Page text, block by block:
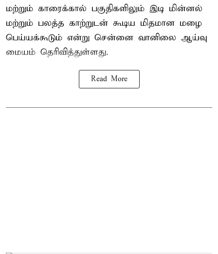
மற்றும் காரைக்கால் பகுதிகளிலும் இடி மின்னல்
மற்றும் பலத்த காற்றுடன் கூடிய மிதமான மழை
பெய்யக்கூடும் என்று சென்னை வானிலை ஆய்வு
மையம் தெரிவித்துள்ளது.
Read More